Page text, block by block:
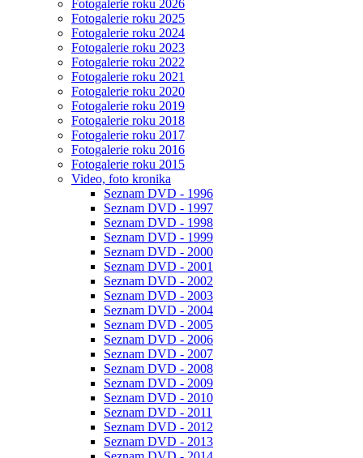
Fotogalerie roku 2026
Fotogalerie roku 2025
Fotogalerie roku 2024
Fotogalerie roku 2023
Fotogalerie roku 2022
Fotogalerie roku 2021
Fotogalerie roku 2020
Fotogalerie roku 2019
Fotogalerie roku 2018
Fotogalerie roku 2017
Fotogalerie roku 2016
Fotogalerie roku 2015
Video, foto kronika
Seznam DVD - 1996
Seznam DVD - 1997
Seznam DVD - 1998
Seznam DVD - 1999
Seznam DVD - 2000
Seznam DVD - 2001
Seznam DVD - 2002
Seznam DVD - 2003
Seznam DVD - 2004
Seznam DVD - 2005
Seznam DVD - 2006
Seznam DVD - 2007
Seznam DVD - 2008
Seznam DVD - 2009
Seznam DVD - 2010
Seznam DVD - 2011
Seznam DVD - 2012
Seznam DVD - 2013